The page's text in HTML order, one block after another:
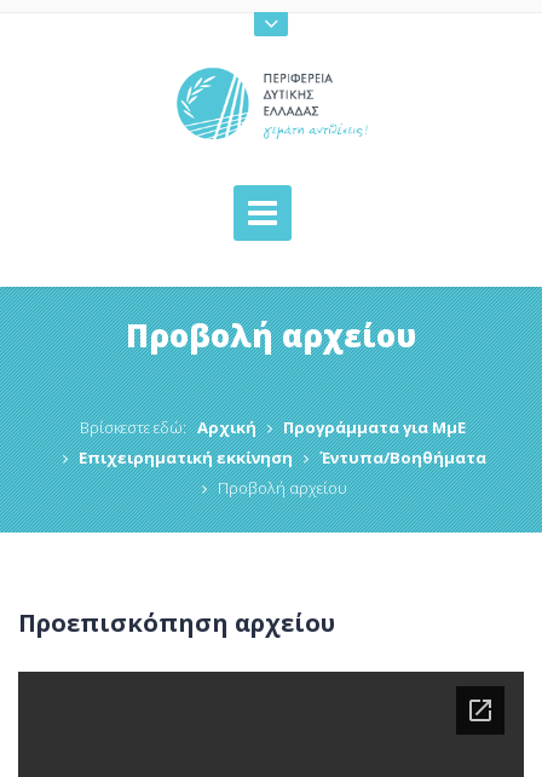
Προβολή αρχείου
Βρίσκεστε εδώ: Αρχική
Προγράμματα για ΜμΕ
Επιχειρηματική εκκίνηση
Έντυπα/Βοηθήματα
Προβολή αρχείου
Προεπισκόπηση αρχείου